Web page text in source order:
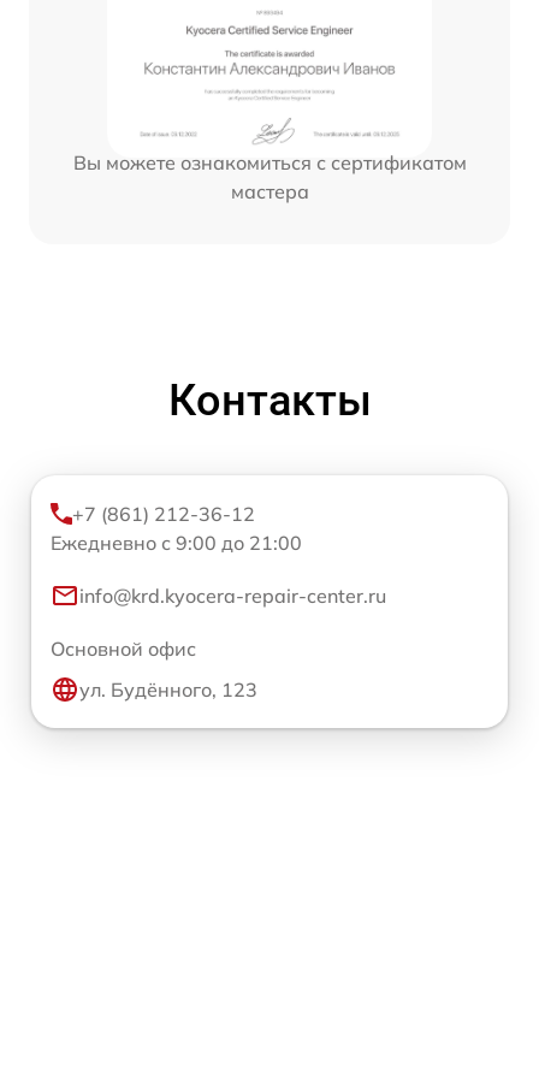
Вы можете ознакомиться с сертификатом
мастера
Контакты
+7 (861) 212-36-12
Ежедневно с 9:00 до 21:00
info@krd.kyocera-repair-center.ru
Основной офис
ул. Будённого, 123